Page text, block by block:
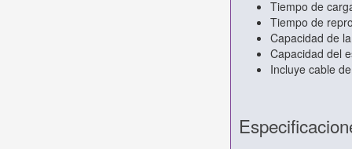
Tiempo de
Tiempo de
Capacidad de
Capacidad del
Incluye cable